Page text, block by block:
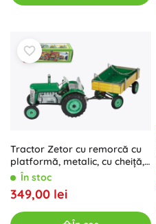
Tractor Zetor cu remorcă cu
platformă, metalic, cu cheiță,
28 cm KOVAP – Verde
În stoc
349,00 lei